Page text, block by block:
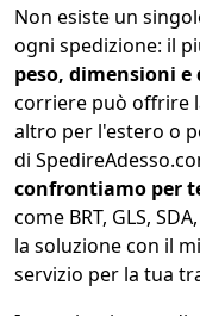
Non esiste un
ogni spedizione: il
peso, dimensioni
corriere può offrire
altro per l'estero o
di
confrontiamo per
come BRT, GLS,
la soluzione con il
servizio per la tua